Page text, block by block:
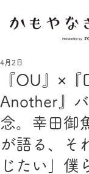
『OU』×
Another』
念。幸田御
が語る、そ
じたい」僕
4月2日